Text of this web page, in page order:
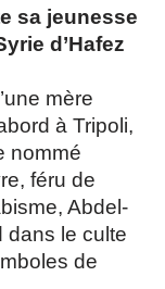
sa jeunesse
d’Hafez
mère
à Tripoli,
nommé
féru de
Abdel-
dans le culte
de